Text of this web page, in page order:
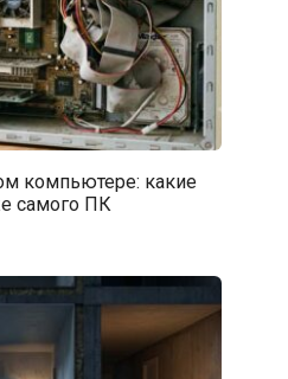
компьютере: какие
самого ПК